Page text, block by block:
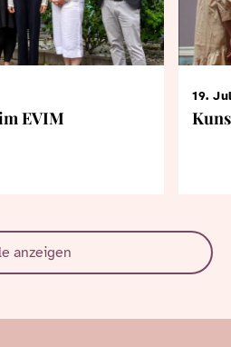
EVIM
19.
anzeigen